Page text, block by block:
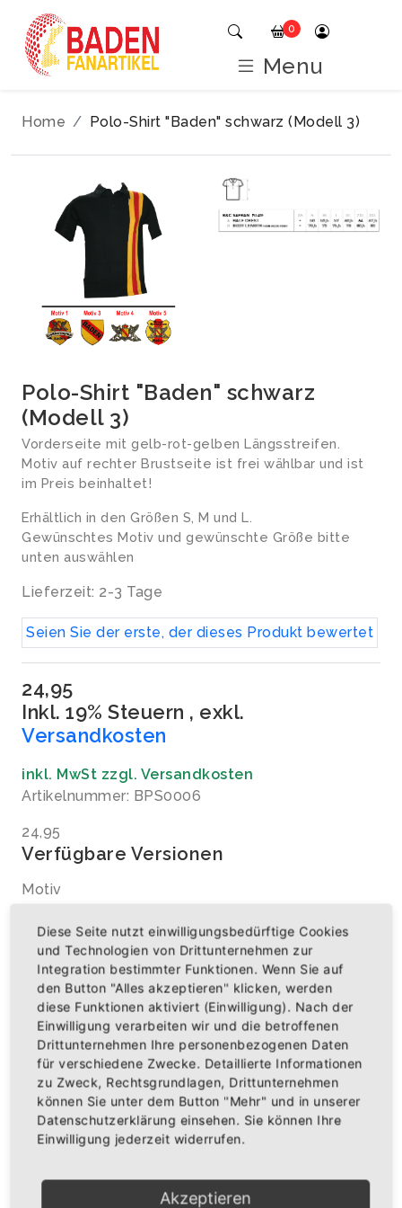
Home Polo-Shirt "Baden" schwarz (Modell 3)
Polo-Shirt "Baden" schwarz
(Modell 3)
Vorderseite mit gelb-rot-gelben Längsstreifen.
Motiv auf rechter Brustseite ist frei wählbar und ist
im Preis beinhaltet!
Erhältlich in den Größen S, M und L.
Gewünschtes Motiv und gewünschte Größe bitte
unten auswählen
Lieferzeit: 2-3 Tage
Seien Sie der erste, der dieses Produkt bewertet
24,95
Inkl. 19% Steuern , exkl.
Versandkosten
inkl. MwSt zzgl. Versandkosten
Artikelnummer: BPS0006
24,95
Verfügbare Versionen
Motiv
Größe
Menge
IN DEN WARENKORB
AUF DIE WUNSCHLISTE
0
Menu
Diese Seite nutzt einwilligungsbedürftige Cookies
und Technologien von Drittunternehmen zur
Integration bestimmter Funktionen. Wenn Sie auf
den Button "Alles akzeptieren" klicken, werden
diese Funktionen aktiviert (Einwilligung). Nach der
Einwilligung verarbeiten wir und die betroffenen
Drittunternehmen Ihre personenbezogenen Daten
für verschiedene Zwecke. Detaillierte Informationen
zu Zweck, Rechtsgrundlagen, Drittunternehmen
können Sie unter dem Button "Mehr" und in unserer
Datenschutzerklärung einsehen. Sie können Ihre
Einwilligung jederzeit widerrufen.
Akzeptieren